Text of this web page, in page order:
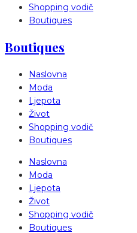
Shopping vodič
Boutiques
Boutiques
Naslovna
Moda
Ljepota
Život
Shopping vodič
Boutiques
Naslovna
Moda
Ljepota
Život
Shopping vodič
Boutiques